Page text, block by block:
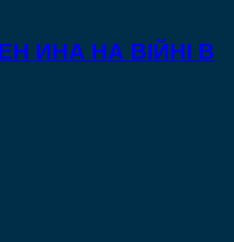
ИНА НА ВІЙНІ В